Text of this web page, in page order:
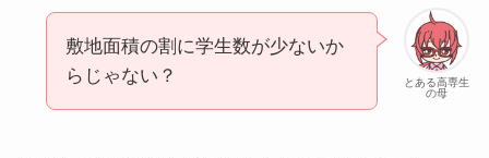
とある高専生
の母
敷地面積の割に学生数が少ないか
らじゃない？